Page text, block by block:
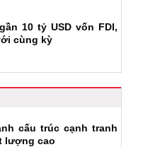
10 tỷ USD vốn FDI,
cùng kỳ
cấu trúc cạnh tranh
lượng cao